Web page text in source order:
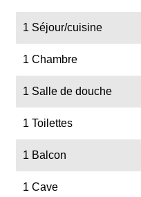
1 Séjour/cuisine
1 Chambre
1 Salle de douche
1 Toilettes
1 Balcon
1 Cave